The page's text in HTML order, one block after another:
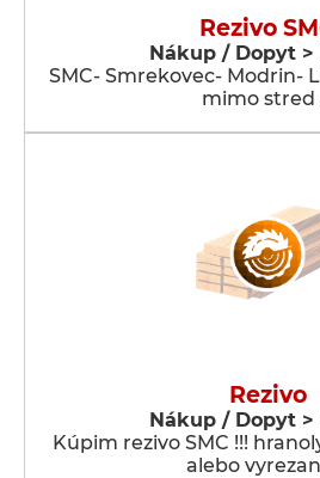
Rezivo
Nákup / Dopyt >
SMC- Smrekovec- Modrin-
mimo stred
Rezivo
Nákup / Dopyt >
Kúpim rezivo SMC !!!
alebo